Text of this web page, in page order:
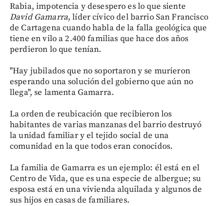
Rabia, impotencia y desespero es lo que siente
David Gamarra, líder cívico del barrio San Francisco
de Cartagena cuando habla de la falla geológica que
tiene en vilo a 2.400 familias que hace dos años
perdieron lo que tenían.
"Hay jubilados que no soportaron y se murieron
esperando una solución del gobierno que aún no
llega", se lamenta Gamarra.
La orden de reubicación que recibieron los
habitantes de varias manzanas del barrio destruyó
la unidad familiar y el tejido social de una
comunidad en la que todos eran conocidos.
La familia de Gamarra es un ejemplo: él está en el
Centro de Vida, que es una especie de albergue; su
esposa está en una vivienda alquilada y algunos de
sus hijos en casas de familiares.